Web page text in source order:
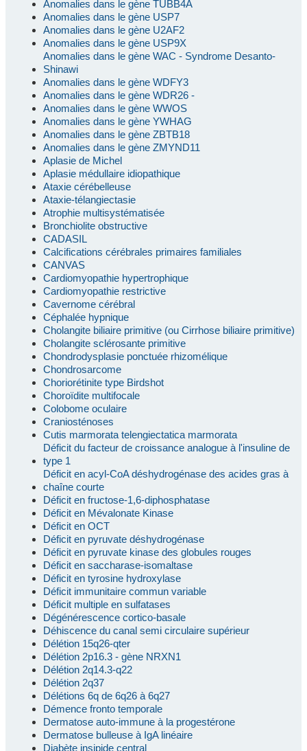
Anomalies dans le gène TUBB4A
Anomalies dans le gène USP7
Anomalies dans le gène U2AF2
Anomalies dans le gène USP9X
Anomalies dans le gène WAC - Syndrome Desanto-
Shinawi
Anomalies dans le gène WDFY3
Anomalies dans le gène WDR26 -
Anomalies dans le gène WWOS
Anomalies dans le gène YWHAG
Anomalies dans le gène ZBTB18
Anomalies dans le gène ZMYND11
Aplasie de Michel
Aplasie médullaire idiopathique
Ataxie cérébelleuse
Ataxie-télangiectasie
Atrophie multisystématisée
Bronchiolite obstructive
CADASIL
Calcifications cérébrales primaires familiales
CANVAS
Cardiomyopathie hypertrophique
Cardiomyopathie restrictive
Cavernome cérébral
Céphalée hypnique
Cholangite biliaire primitive (ou Cirrhose biliaire primitive)
Cholangite sclérosante primitive
Chondrodysplasie ponctuée rhizomélique
Chondrosarcome
Choriorétinite type Birdshot
Choroïdite multifocale
Colobome oculaire
Craniosténoses
Cutis marmorata telengiectatica marmorata
Déficit du facteur de croissance analogue à l'insuline de
type 1
Déficit en acyl-CoA déshydrogénase des acides gras à
chaîne courte
Déficit en fructose-1,6-diphosphatase
Déficit en Mévalonate Kinase
Déficit en OCT
Déficit en pyruvate déshydrogénase
Déficit en pyruvate kinase des globules rouges
Déficit en saccharase-isomaltase
Déficit en tyrosine hydroxylase
Déficit immunitaire commun variable
Déficit multiple en sulfatases
Dégénérescence cortico-basale
Déhiscence du canal semi circulaire supérieur
Délétion 15q26-qter
Délétion 2p16.3 - gène NRXN1
Délétion 2q14.3-q22
Délétion 2q37
Délétions 6q de 6q26 à 6q27
Démence fronto temporale
Dermatose auto-immune à la progestérone
Dermatose bulleuse à IgA linéaire
Diabète insipide central